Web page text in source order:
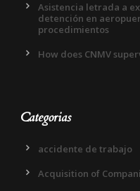
Asistencia letrada a
detención en
procedimientos
How does CNMV
Categorias
accidente de trabajo
Acquisition of